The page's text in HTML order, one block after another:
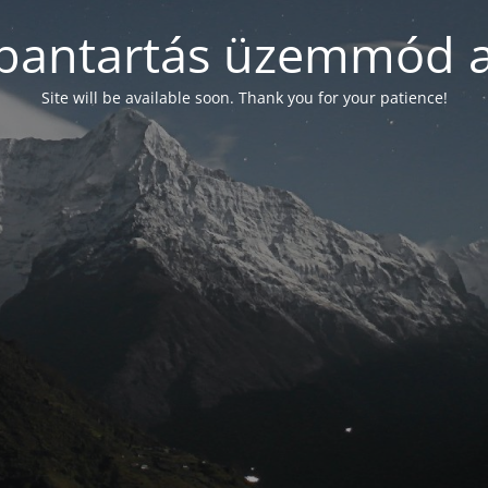
üzemmód
Site will be available soon. Thank you for your patience!